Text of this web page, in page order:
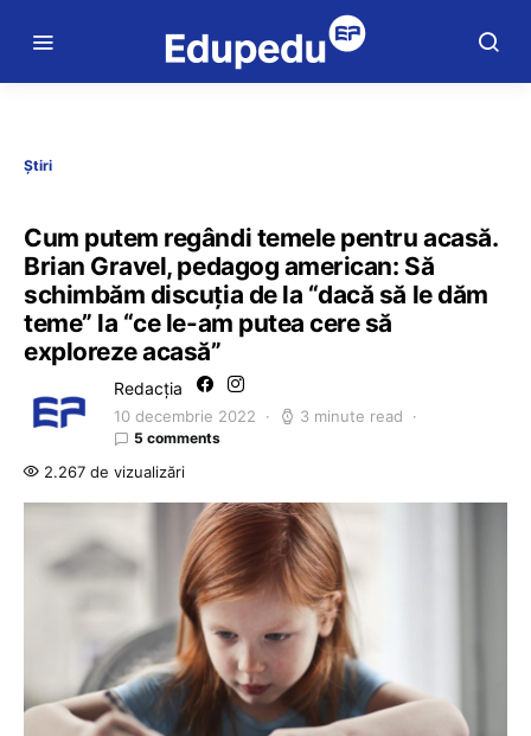
Știri
Cum putem regândi temele pentru acasă.
Brian Gravel, pedagog american: Să
schimbăm discuția de la “dacă să le dăm
teme” la “ce le-am putea cere să
exploreze acasă”
Redacția
10 decembrie 2022 3 minute read
5 comments
2.267 de vizualizări